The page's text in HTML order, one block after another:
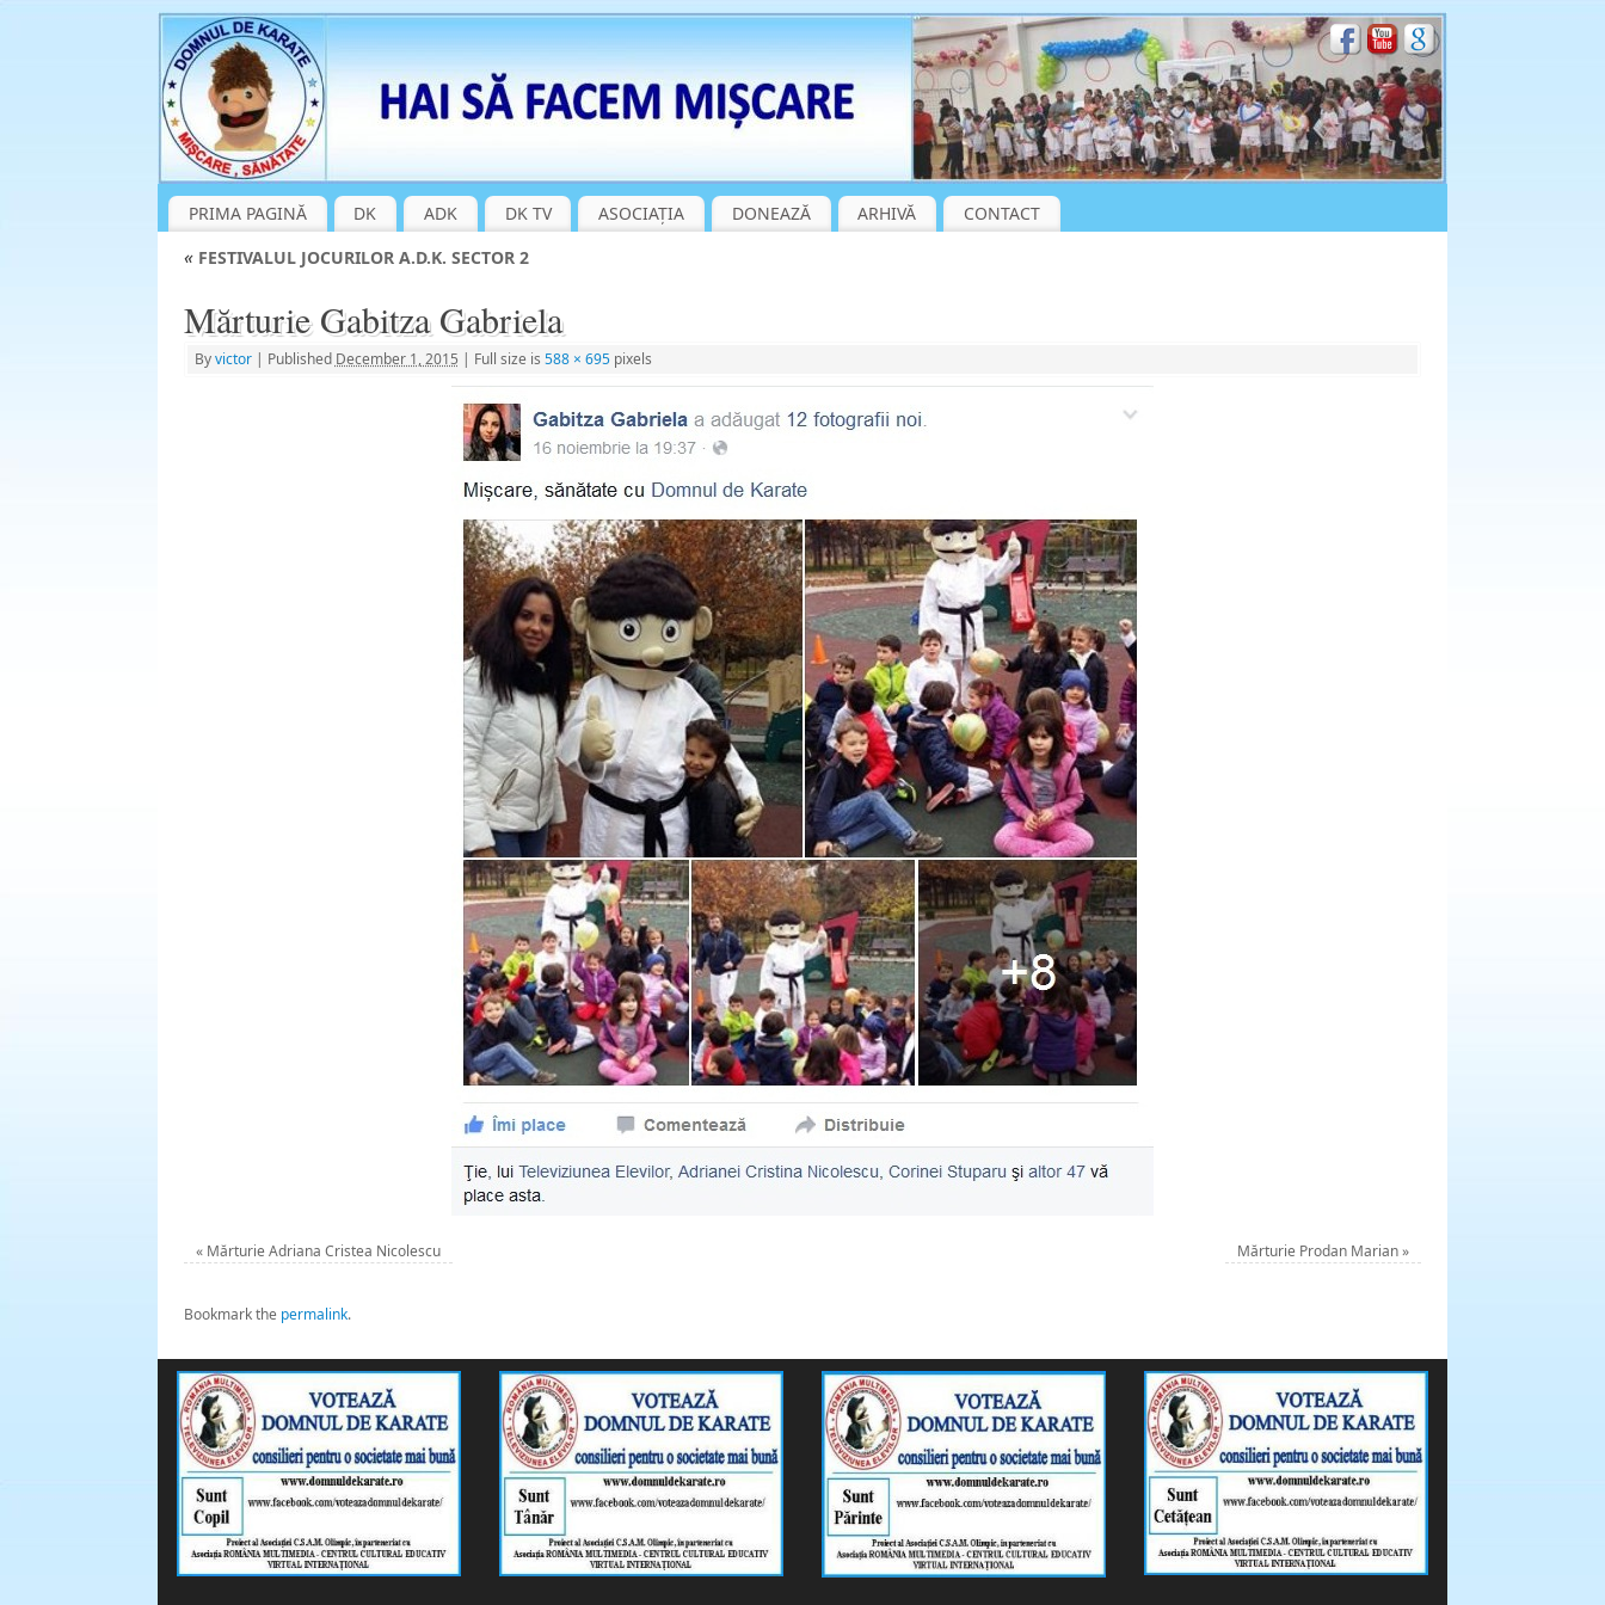
PRIMA PAGINĂ DK ADK DK TV ASOCIAȚIA DONEAZĂ ARHIVĂ CONTACT
«FESTIVALUL JOCURILOR A.D.K. SECTOR 2
Mărturie Gabitza Gabriela
By victor | Published December 1, 2015 | Full size is 588 × 695pixels
« Mărturie Adriana Cristea Nicolescu Mărturie Prodan Marian»
Bookmark the permalink.